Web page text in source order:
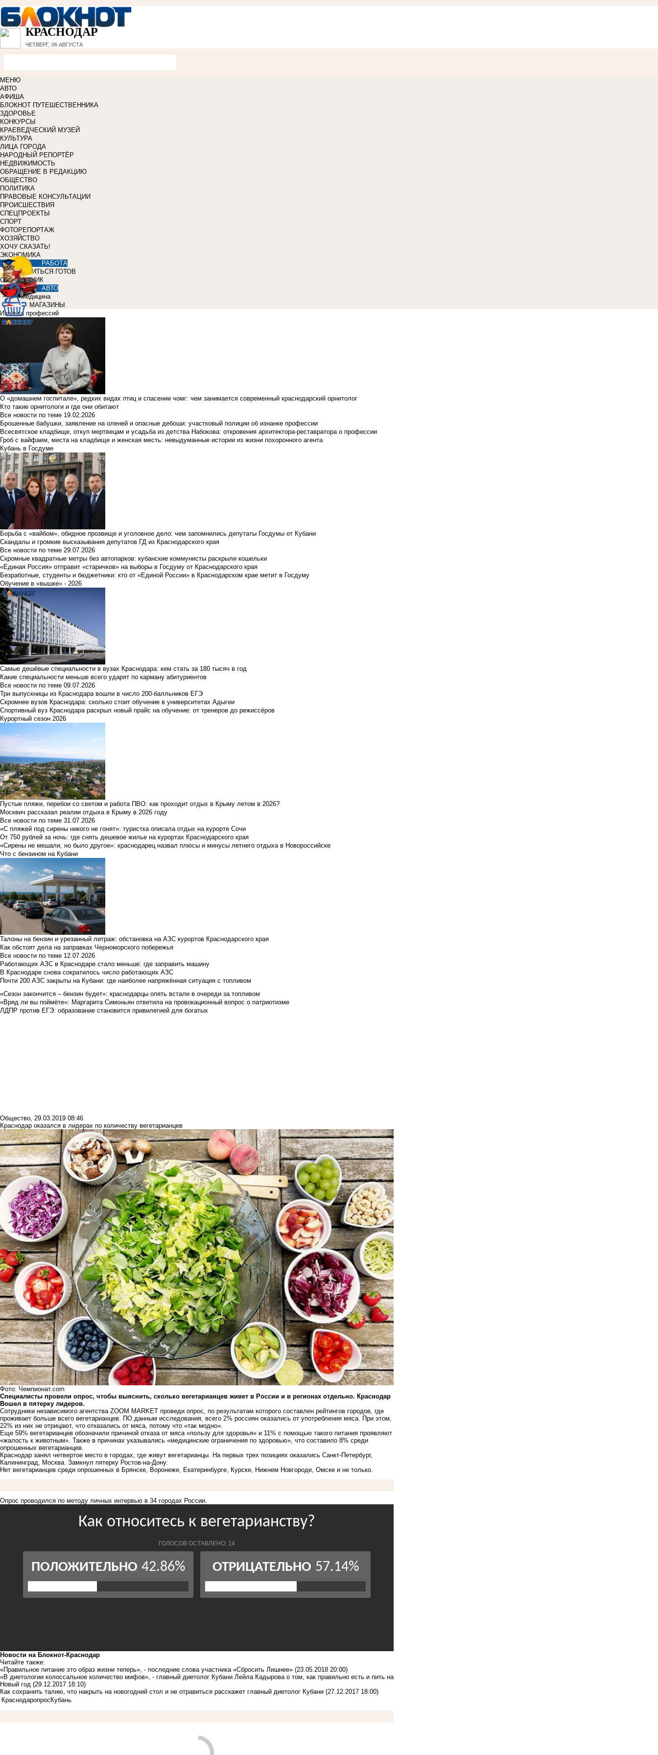
КРАСНОДАР
ЧЕТВЕРГ, 06 АВГУСТА
МЕНЮ
АВТО
АФИША
БЛОКНОТ ПУТЕШЕСТВЕННИКА
ЗДОРОВЬЕ
КОНКУРСЫ
КРАЕВЕДЧЕСКИЙ МУЗЕЙ
КУЛЬТУРА
ЛИЦА ГОРОДА
НАРОДНЫЙ РЕПОРТЁР
НЕДВИЖИМОСТЬ
ОБРАЩЕНИЕ В РЕДАКЦИЮ
ОБЩЕСТВО
ПОЛИТИКА
ПРАВОВЫЕ КОНСУЛЬТАЦИИ
ПРОИСШЕСТВИЯ
СПЕЦПРОЕКТЫ
СПОРТ
ФОТОРЕПОРТАЖ
ХОЗЯЙСТВО
ХОЧУ СКАЗАТЬ!
ЭКОНОМИКА
РАБОТА
УЧИТЬСЯ ГОТОВ
СПРАВОЧНИК
АВТО
Медицина
МАГАЗИНЫ
Изнанка профессий
О «домашнем госпитале», редких видах птиц и спасении чомг: чем занимается современный краснодарский орнитолог
Кто такие орнитологи и где они обитают
Все новости по теме 19.02.2026
Брошенные бабушки, заявление на оленей и опасные дебоши: участковый полиции об изнанке профессии
Всесвятское кладбище, откуп мертвецам и усадьба из детства Набокова: откровения архитектора-реставратора о профессии
Гроб с вайфаем, места на кладбище и женская месть: невыдуманные истории из жизни похоронного агента
Кубань в Госдуме
Борьба с «вайбом», обидное прозвище и уголовное дело: чем запомнились депутаты Госдумы от Кубани
Скандалы и громкие высказывания депутатов ГД из Краснодарского края
Все новости по теме 29.07.2026
Скромные квадратные метры без автопарков: кубанские коммунисты раскрыли кошельки
«Единая Россия» отправит «старичков» на выборы в Госдуму от Краснодарского края
Безработные, студенты и бюджетники: кто от «Единой России» в Краснодарском крае метит в Госдуму
Обучение в «вышке» - 2026
Самые дешёвые специальности в вузах Краснодара: кем стать за 180 тысяч в год
Какие специальности меньше всего ударят по карману абитуриентов
Все новости по теме 09.07.2026
Три выпускницы из Краснодара вошли в число 200-балльников ЕГЭ
Скромнее вузов Краснодара: сколько стоит обучение в университетах Адыгеи
Спортивный вуз Краснодара раскрыл новый прайс на обучение: от тренеров до режиссёров
Курортный сезон 2026
Пустые пляжи, перебои со светом и работа ПВО: как проходит отдых в Крыму летом в 2026?
Москвич рассказал реалии отдыха в Крыму в 2026 году
Все новости по теме 31.07.2026
«С пляжей под сирены никого не гонят»: туристка описала отдых на курорте Сочи
От 750 рублей за ночь: где снять дешевое жилье на курортах Краснодарского края
«Сирены не мешали, но было другое»: краснодарец назвал плюсы и минусы летнего отдыха в Новороссийске
Что с бензином на Кубани
Талоны на бензин и урезанный литраж: обстановка на АЗС курортов Краснодарского края
Как обстоят дела на заправках Черноморского побережья
Все новости по теме 12.07.2026
Работающих АЗС в Краснодаре стало меньше: где заправить машину
В Краснодаре снова сократилось число работающих АЗС
Почти 200 АЗС закрыты на Кубани: где наиболее напряжённая ситуация с топливом
«Сезон закончится – бензин будет»: краснодарцы опять встали в очереди за топливом
«Вряд ли вы поймёте»: Маргарита Симоньян ответила на провокационный вопрос о патриотизме
ЛДПР против ЕГЭ: образование становится привилегией для богатых
Общество, 29.03.2019 08:46
Краснодар оказался в лидерах по количеству вегетарианцев
Фото: Чемпионат.com
Специалисты провели опрос, чтобы выяснить, сколько вегетарианцев живет в России и в регионах отдельно. Краснодар
Вошел в пятерку лидеров.
Сотрудники независимого агентства ZOOM MARKET проведи опрос, по результатам которого составлен рейтингов городов, где
проживает больше всего вегетарианцев. ПО данным исследования, всего 2% россиян оказались от употребления мяса. При этом,
22% из них не отрицают, что отказались от мяса, потому что «так модно».
Еще 59% вегетарианцев обозначили причиной отказа от мяса «пользу для здоровья» и 11% с помощью такого питания проявляют
«жалость к животным». Также в причинах указывались «медицинские ограничения по здоровью», что составило 8% среди
опрошенных вегетарианцев.
Краснодар занял четвертое место в городах, где живут вегетарианцы. На первых трех позициях оказались Санкт-Петербург,
Калининград, Москва. Замкнул пятерку Ростов-на-Дону.
Нет вегетарианцев среди опрошенных в Брянске, Воронеже, Екатеринбурге, Курске, Нижнем Новгороде, Омске и не только.
Опрос проводился по методу личных интервью в 34 городах России.
Новости на Блoкнoт-Краснодар
Читайте также:
«Правильное питание это образ жизни теперь», - последние слова участника «Сбросить Лишнее» (23.05.2018 20:00)
«В диетологии колоссальное количество мифов», - главный диетолог Кубани Лейла Кадырова о том, как правильно есть и пить на
Новый год (29.12.2017 18:10)
Как сохранить талию, что накрыть на новогодний стол и не отравиться расскажет главный диетолог Кубани (27.12.2017 18:00)
Краснодаропрос Кубань